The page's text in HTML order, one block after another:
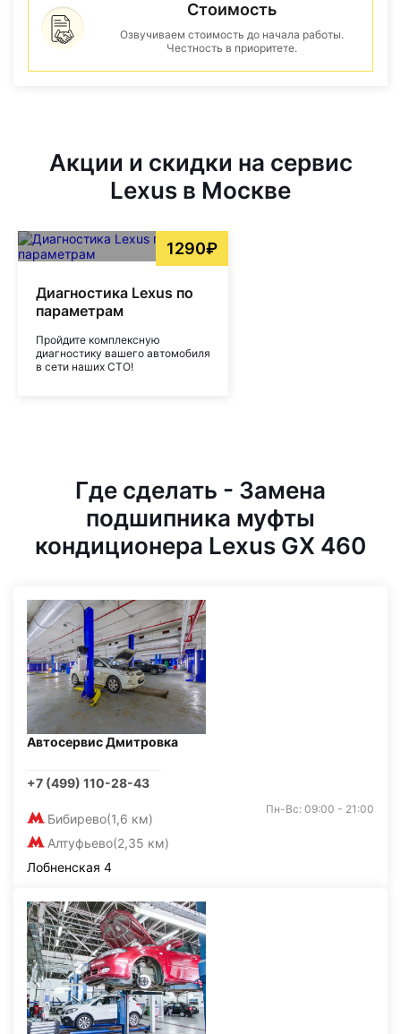
Стоимость
Озвучиваем стоимость до начала работы.
Честность в приоритете.
Акции и скидки на сервис
Lexus в Москве
1290₽
Диагностика Lexus по
параметрам
Пройдите комплексную
диагностику вашего автомобиля
в сети наших СТО!
Где сделать - Замена
подшипника муфты
кондиционера Lexus GX 460
Автосервис Дмитровка
+7 (499) 110-28-43
Бибирево(1,6 км)
Алтуфьево(2,35 км)
Пн-Вс: 09:00 - 21:00
Лобненская 4